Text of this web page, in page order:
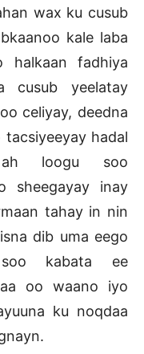
wax ku cusub
kale laba
halkaan fadhiya
cusub yeelatay
celiyay, deedna
hadal
loogu soo
sheegayay inay
tahay in nin
dib uma eego
kabata ee
oo waano iyo
ku noqdaa